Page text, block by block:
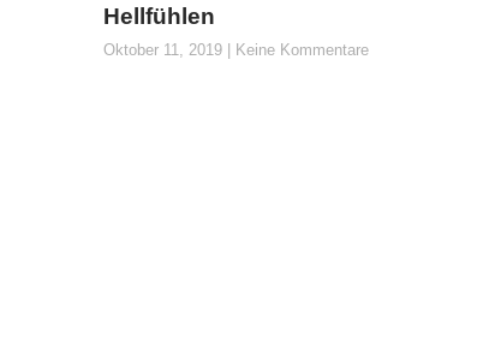
Hellfühlen
Oktober 11, 2019 Keine Kommentare